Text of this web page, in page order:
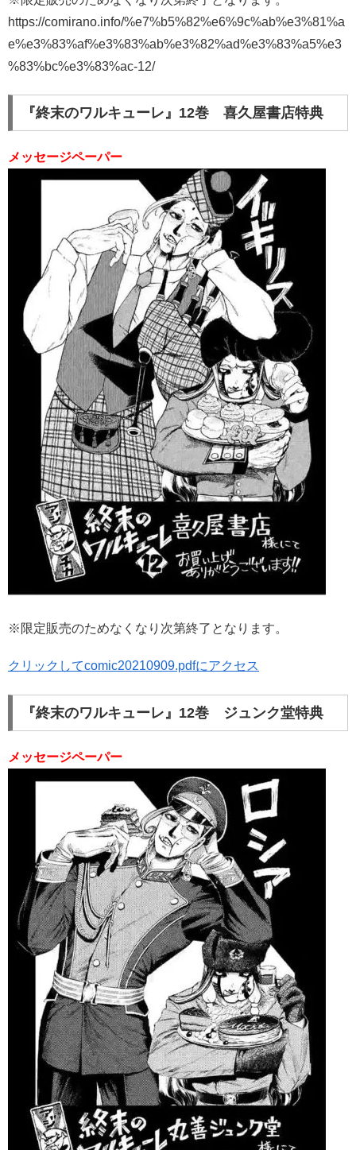
https://comirano.info/%e7%b5%82%e6%9c%ab%e3%81%a
e%e3%83%af%e3%83%ab%e3%82%ad%e3%83%a5%e3
%83%bc%e3%83%ac-12/
『終末のワルキューレ』12巻 喜久屋書店特典
メッセージペーパー
※限定販売のためなくなり次第終了となります。
クリックしてcomic20210909.pdfにアクセス
『終末のワルキューレ』12巻 ジュンク堂特典
メッセージペーパー